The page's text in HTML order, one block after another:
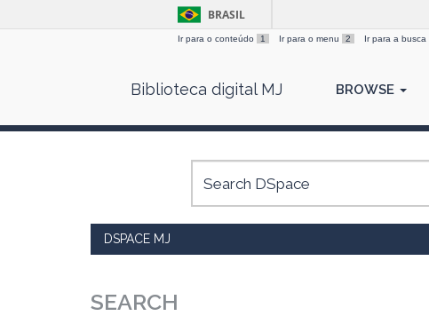
BRASIL
Ir para o conteúdo 1 Ir para o menu 2 Ir para a busca
Biblioteca digital MJ BROWSE
DSPACE MJ
SEARCH